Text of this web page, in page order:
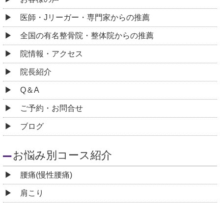
医師・Jリーガー・専門家からの推薦
全国の有名整骨院・整体院からの推薦
院情報・アクセス
院長紹介
Q＆A
ご予約・お問合せ
ブログ
お悩み別コース紹介
腰痛(慢性腰痛)
肩こり